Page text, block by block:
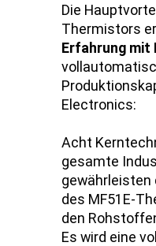
Die
Thermistors
Erfahrung mit
Electronics:
Acht
gesamte
des MF51E-
den
Es wird eine